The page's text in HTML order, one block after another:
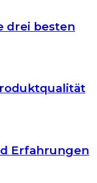
drei besten
Erfahrungen